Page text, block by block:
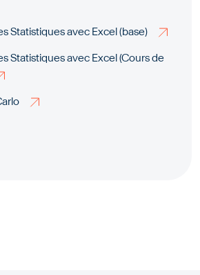
Statistiques avec Excel (base)
Statistiques avec Excel (Cours de